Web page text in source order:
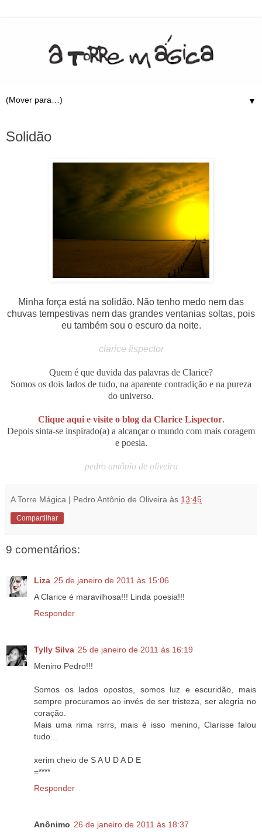
▼
Solidão
Minha força está na solidão. Não tenho medo nem das
chuvas tempestivas nem das grandes ventanias soltas, pois
eu também sou o escuro da noite.
clarice lispector
Quem é que duvida das palavras de Clarice?
Somos os dois lados de tudo, na aparente contradição e na pureza
do universo.
Clique aqui e visite o blog da Clarice Lispector.
Depois sinta-se inspirado(a) a alcançar o mundo com mais coragem
e poesia.
pedro antônio de oliveira
A Torre Mágica | Pedro Antônio de Oliveira às 13:45
Compartilhar
9 comentários:
Liza 25 de janeiro de 2011 às 15:06
A Clarice é maravilhosa!!! Linda poesia!!!
Responder
Tylly Silva 25 de janeiro de 2011 às 16:19
Menino Pedro!!!
Somos os lados opostos, somos luz e escuridão, mais
sempre procuramos ao invés de ser tristeza, ser alegria no
coração.
Mais uma rima rsrrs, mais é isso menino, Clarisse falou
tudo...
xerim cheio de S A U D A D E
=****
Responder
Anônimo 26 de janeiro de 2011 às 18:37